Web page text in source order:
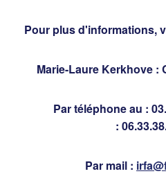
Pour plus d'informations,
Marie-Laure Kerkhove :
Par téléphone au :
:
Par mail :